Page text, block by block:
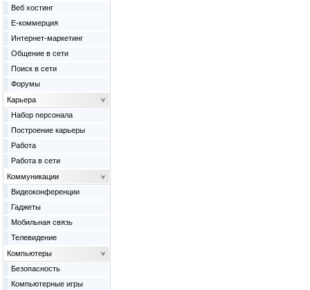
Веб хостинг
Е-коммерция
Интернет-маркетинг
Общение в сети
Поиск в сети
Форумы
Карьера
Набор персонала
Построение карьеры
Работа
Работа в сети
Коммуникации
Видеоконференции
Гаджеты
Мобильная связь
Телевидение
Компьютеры
Безопасность
Компьютерные игры